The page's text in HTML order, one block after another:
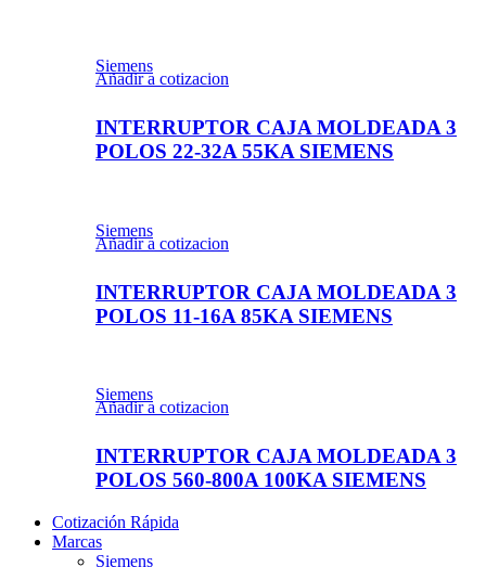
Siemens
Añadir a cotizacion
INTERRUPTOR CAJA MOLDEADA 3
POLOS 22-32A 55KA SIEMENS
Siemens
Añadir a cotizacion
INTERRUPTOR CAJA MOLDEADA 3
POLOS 11-16A 85KA SIEMENS
Siemens
Añadir a cotizacion
INTERRUPTOR CAJA MOLDEADA 3
POLOS 560-800A 100KA SIEMENS
Cotización Rápida
Marcas
Siemens